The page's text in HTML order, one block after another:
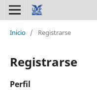
Inicio / Registrarse
Registrarse
Perfil